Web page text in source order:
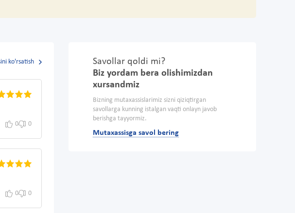
ko'rsatish
0 0
0 0
Savollar qoldi mi?
Biz yordam bera olishimizdan
xursandmiz
Bizning mutaxassislarimiz sizni qiziqtirgan
savollarga kunning istalgan vaqti onlayn javob
berishga tayyormiz.
Mutaxassisga savol bering